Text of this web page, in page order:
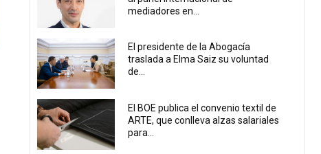
mediadores en...
El presidente de la Abogacía
traslada a Elma Saiz su voluntad
de...
El BOE publica el convenio textil de
ARTE, que conlleva alzas salariales
para...